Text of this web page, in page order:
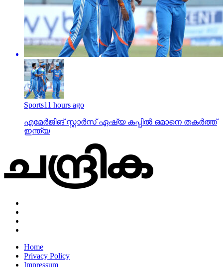
Sports11 hours ago
എമേര്‍ജിങ് സ്റ്റാര്‍സ് ഏഷ്യ കപ്പില്‍ ഒമാനെ തകര്‍ത്ത്
ഇന്ത്യ
Home
Privacy Policy
Impressum